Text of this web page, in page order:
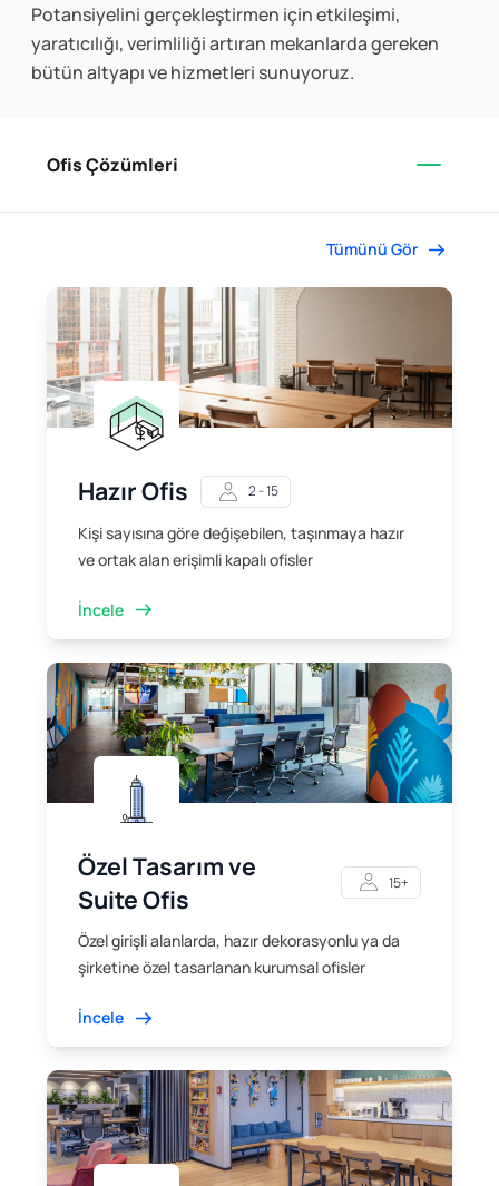
Potansiyelini gerçekleştirmen için etkileşimi,
yaratıcılığı, verimliliği artıran mekanlarda gereken
bütün altyapı ve hizmetleri sunuyoruz.
Ofis Çözümleri
Tümünü Gör
Hazır Ofis 2 - 15
Kişi sayısına göre değişebilen, taşınmaya hazır
ve ortak alan erişimli kapalı ofisler
İncele
Özel Tasarım ve
Suite Ofis
15+
Özel girişli alanlarda, hazır dekorasyonlu ya da
şirketine özel tasarlanan kurumsal ofisler
İncele